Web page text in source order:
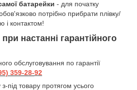
батарейки - для початку
потрібно прибрати плівку/
і контактом!
настанні гарантійного
обслуговування по гарантії
359-28-92
під товару протягом усього